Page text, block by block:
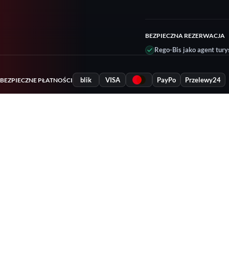
BEZPIECZNA REZERWACJA
Rego-Bis jako agent
BEZPIECZNE PŁATNOŚCI blik VISA PayPo Przelewy24